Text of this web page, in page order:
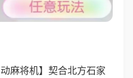
麻将机】契合北方石家